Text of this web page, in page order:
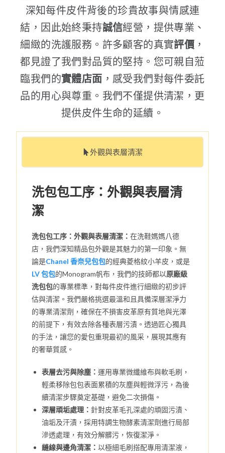
深知每件皮件背後的珍貴故事與情感連
結，因此始終秉持誠信經營，提供專業、
細緻的洗護服務。許多顧客的真實評價 ，
都見證了我們對品質的堅持。您可親自蒞
臨我們的實體店面 ，感受我們對每件委託
品的用心與尊重。我們不僅提供清潔，更
提供皮件生命的延續。
外觀與表層清潔
洗包包工序：外觀與表層清
潔
洗包包工序：外觀與表層清潔：在洗鞋媽媽八德
店，我們深知精品包外觀是其魅力的第一印象。無
論是Chanel 香奈兒包包的經典菱格紋小羊皮，或是
LV 包包的Monogram帆布，我們的技師都以原廠級
洗包包的專業標準，對每件皮件進行細緻的初步評
估與清潔。我們嚴格挑選最溫和且具備深層潔淨力
的專業清潔劑，確保在不損害皮革原有質地與光澤
的前提下，有效去除各種表層污漬。透過匠心獨具
的手法，讓您的愛包重現最初的風采，展現其應有
的奢華質感。
表層去污與除塵：運用專業微纖維布與軟毛刷，
輕柔移除包包表面累積的灰塵與輕微浮污，為後
續清潔步驟奠定基礎，避免二次損傷。
深層頑垢處理： 針對皮革毛孔深處的頑固污漬、
油垢及汗漬，採用特調生物酵素清潔劑進行局部
滲透處理，有效分解髒污，恢復潔淨。
縫線與邊角清潔：以極細毛刷搭配專用清潔液，